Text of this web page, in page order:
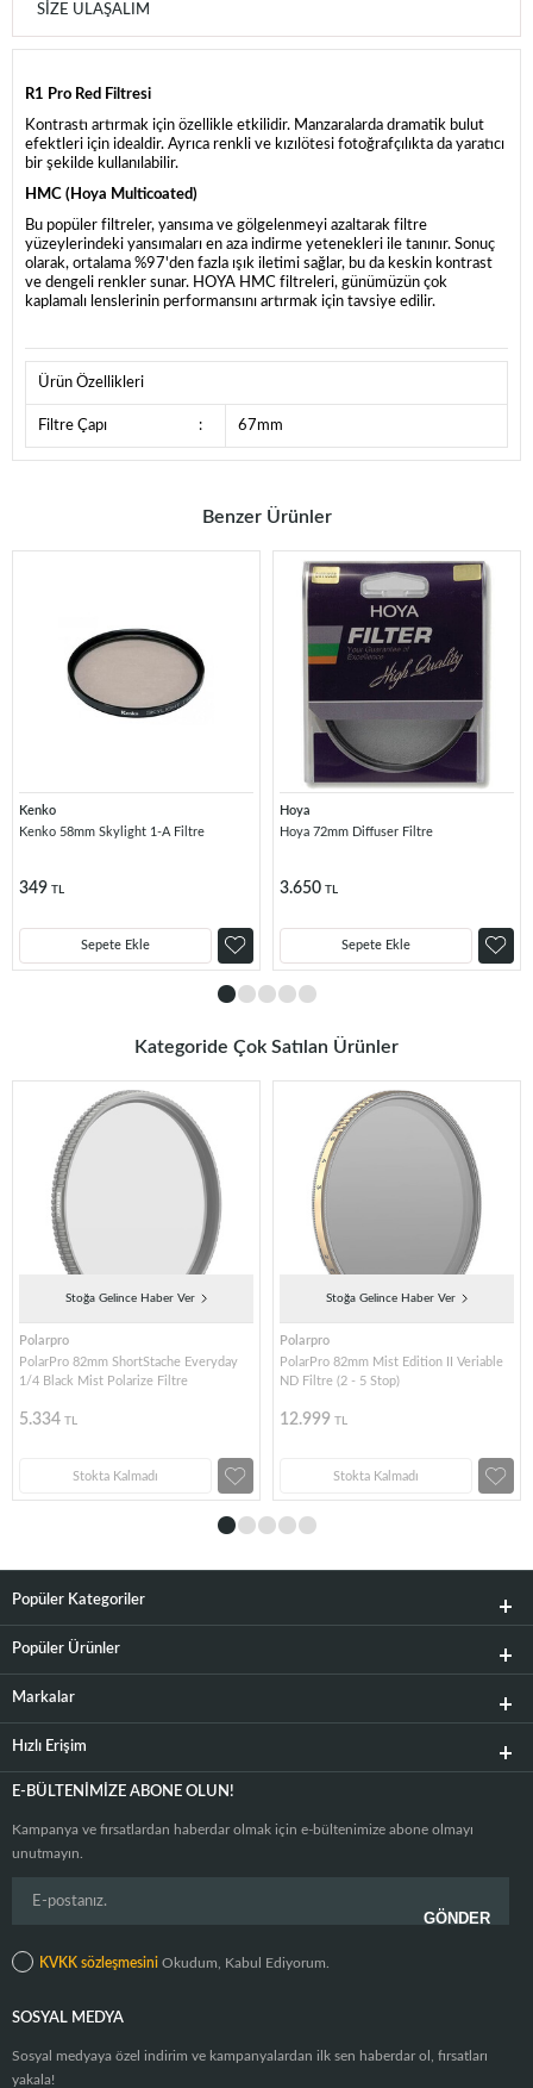
SIZE ULAŞALIM
R1 Pro Red Filtresi
Kontrastı artırmak için özellikle etkilidir. Manzaralarda dramatik bulut
efektleri için idealdir. Ayrıca renkli ve kızılötesi fotoğrafçılıkta da yaratıcı
bir şekilde kullanılabilir.
HMC (Hoya Multicoated)
Bu popüler filtreler, yansıma ve gölgelenmeyi azaltarak filtre
yüzeylerindeki yansımaları en aza indirme yetenekleri ile tanınır. Sonuç
olarak, ortalama %97'den fazla ışık iletimi sağlar, bu da keskin kontrast
ve dengeli renkler sunar. HOYA HMC filtreleri, günümüzün çok
kaplamalı lenslerinin performansını artırmak için tavsiye edilir.
Ürün Özellikleri
Filtre Çapı : 67mm
Benzer Ürünler
Kenko
Kenko 58mm Skylight 1-A Filtre
349 TL
Sepete Ekle
Hoya
Hoya 72mm Diffuser Filtre
3.650 TL
Sepete Ekle
Kategoride Çok Satılan Ürünler
Stoğa Gelince Haber Ver
Polarpro
PolarPro 82mm ShortStache Everyday
1/4 Black Mist Polarize Filtre
5.334 TL
Stokta Kalmadı
Stoğa Gelince Haber Ver
Polarpro
PolarPro 82mm Mist Edition II Veriable
ND Filtre (2 - 5 Stop)
12.999 TL
Stokta Kalmadı
Popüler Kategoriler
Popüler Ürünler
Markalar
Hızlı Erişim
E-BÜLTENIMIZE ABONE OLUN!
Kampanya ve fırsatlardan haberdar olmak için e-bültenimize abone olmayı
unutmayın.
KVKK sözleşmesini Okudum, Kabul Ediyorum.
SOSYAL MEDYA
Sosyal medyaya özel indirim ve kampanyalardan ilk sen haberdar ol, fırsatları
yakala!